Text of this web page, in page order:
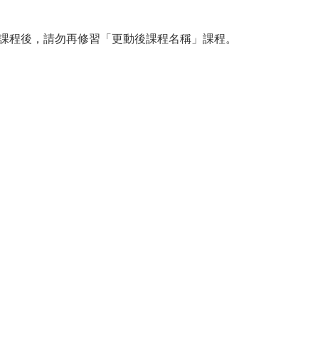
後，請勿再修習「更動後課程名稱」課程。